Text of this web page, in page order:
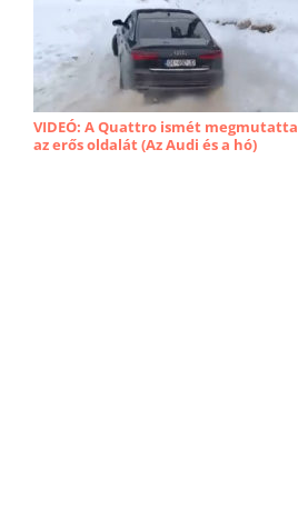
VIDEÓ: A Quattro ismét megmutatta
az erős oldalát (Az Audi és a hó)